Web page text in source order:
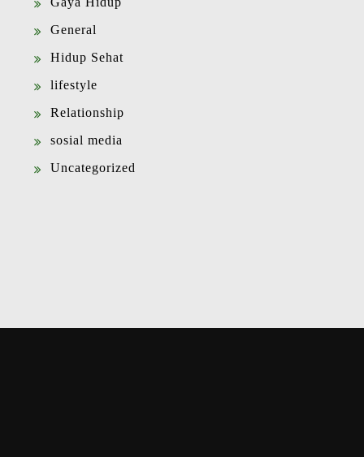
General
Hidup Sehat
lifestyle
Relationship
sosial media
Uncategorized